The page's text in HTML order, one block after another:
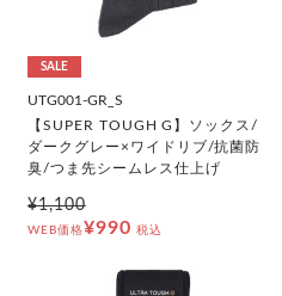
SALE
UTG001-GR_S
【SUPER TOUGH G】ソックス/
ダークグレー×ワイドリブ/抗菌防
臭/つま先シームレス仕上げ
¥1,100
WEB価格¥990 税込